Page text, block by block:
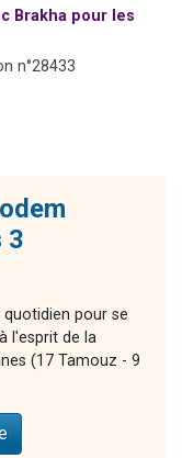
2 personnes viennent de nous rejoindre sur WhatsApp
Torah-Box Music
Brakha pour les
n°28433
3
pour se
l'esprit de la
(17 Tamouz - 9